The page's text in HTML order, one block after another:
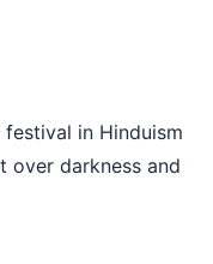
in Hinduism
darkness and